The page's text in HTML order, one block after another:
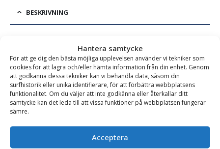
Hantera samtycke
För att ge dig den bästa möjliga upplevelsen använder vi tekniker som
cookies för att lagra och/eller hämta information från din enhet. Genom
att godkänna dessa tekniker kan vi behandla data, såsom din
surfhistorik eller unika identifierare, för att förbättra webbplatsens
funktionalitet. Om du väljer att inte godkänna eller återkallar ditt
samtycke kan det leda till att vissa funktioner på webbplatsen fungerar
sämre.
Acceptera
BESKRIVNING
Frontplaneringsskopa PLG – fäste L30, bredd 2400 mm,
djup 1150 mm, vikt 475 kg, för maskinvikt 4-9 ton
Frontplaneringsskopa för traktor och hjullastare – för
exakt markutjämning.En robust och högpresterande
frontplaneringsskopa för traktorer, hjullastare och
kompaktlastare i viktklassen 4–9 ton. Skopan är framtagen för
noggrann finplanering, markjustering och materialfördelning –
ett oumbärligt redskap inom både entreprenad och lantbruk.